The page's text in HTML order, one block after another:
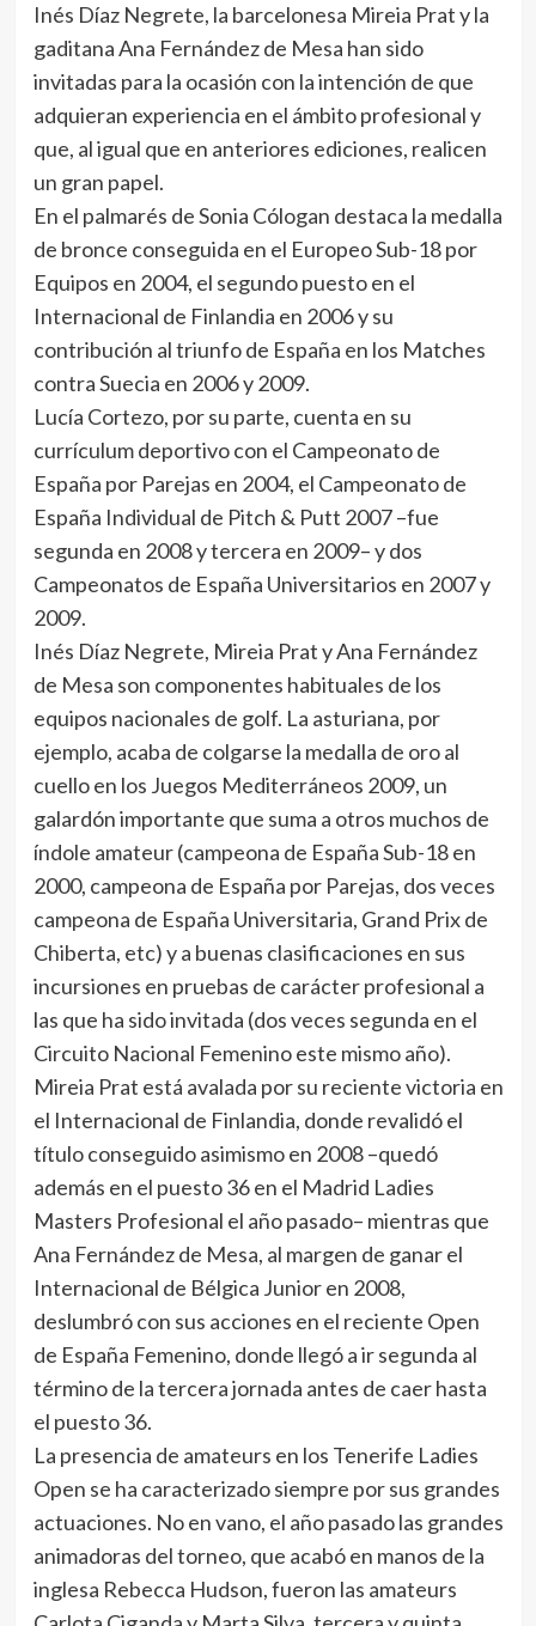
Inés Díaz Negrete, la barcelonesa Mireia Prat y la
gaditana Ana Fernández de Mesa han sido
invitadas para la ocasión con la intención de que
adquieran experiencia en el ámbito profesional y
que, al igual que en anteriores ediciones, realicen
un gran papel.
En el palmarés de Sonia Cólogan destaca la medalla
de bronce conseguida en el Europeo Sub-18 por
Equipos en 2004, el segundo puesto en el
Internacional de Finlandia en 2006 y su
contribución al triunfo de España en los Matches
contra Suecia en 2006 y 2009.
Lucía Cortezo, por su parte, cuenta en su
currículum deportivo con el Campeonato de
España por Parejas en 2004, el Campeonato de
España Individual de Pitch & Putt 2007 –fue
segunda en 2008 y tercera en 2009– y dos
Campeonatos de España Universitarios en 2007 y
2009.
Inés Díaz Negrete, Mireia Prat y Ana Fernández
de Mesa son componentes habituales de los
equipos nacionales de golf. La asturiana, por
ejemplo, acaba de colgarse la medalla de oro al
cuello en los Juegos Mediterráneos 2009, un
galardón importante que suma a otros muchos de
índole amateur (campeona de España Sub-18 en
2000, campeona de España por Parejas, dos veces
campeona de España Universitaria, Grand Prix de
Chiberta, etc) y a buenas clasificaciones en sus
incursiones en pruebas de carácter profesional a
las que ha sido invitada (dos veces segunda en el
Circuito Nacional Femenino este mismo año).
Mireia Prat está avalada por su reciente victoria en
el Internacional de Finlandia, donde revalidó el
título conseguido asimismo en 2008 –quedó
además en el puesto 36 en el Madrid Ladies
Masters Profesional el año pasado– mientras que
Ana Fernández de Mesa, al margen de ganar el
Internacional de Bélgica Junior en 2008,
deslumbró con sus acciones en el reciente Open
de España Femenino, donde llegó a ir segunda al
término de la tercera jornada antes de caer hasta
el puesto 36.
La presencia de amateurs en los Tenerife Ladies
Open se ha caracterizado siempre por sus grandes
actuaciones. No en vano, el año pasado las grandes
animadoras del torneo, que acabó en manos de la
inglesa Rebecca Hudson, fueron las amateurs